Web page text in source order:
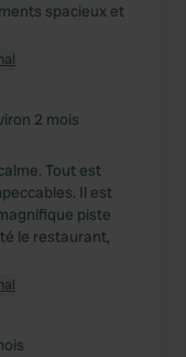
spacieux et
2 mois
Tout est
Il est
piste
le restaurant,